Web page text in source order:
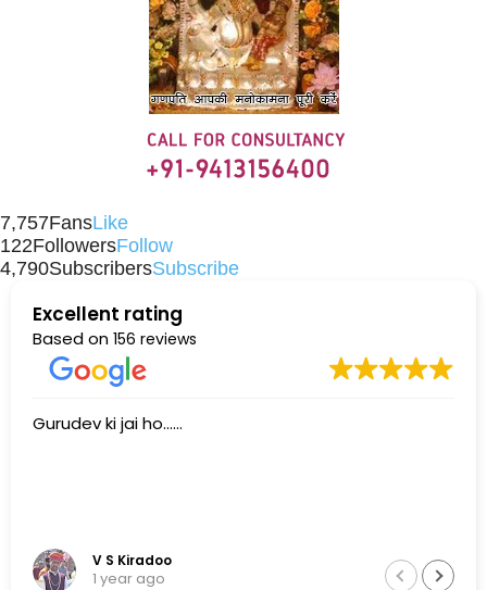
7,757FansLike
122FollowersFollow
4,790SubscribersSubscribe
Excellent rating
Based on 156 reviews
Gurudev ki jai ho......
V S Kiradoo
1 year ago